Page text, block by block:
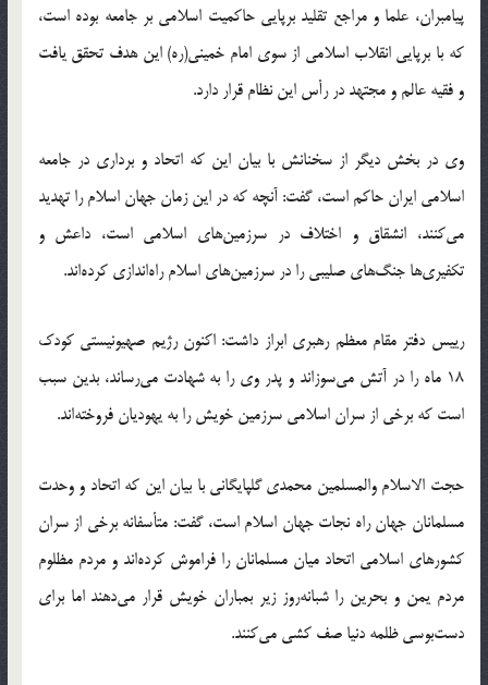
پیامبران، علما و مراجع تقلید برپایی حاکمیت اسلامی بر جامعه بوده است،
که با برپایی انقلاب اسلامی از سوی امام خمینی(ره) این هدف تحقق یافت
و فقیه عالم و مجتهد در رأس این نظام قرار دارد.
وی در بخش دیگر از سخنانش با بیان این که اتحاد و برداری در جامعه
اسلامی ایران حاکم است، گفت: آنچه که در این زمان جهان اسلام را تهدید
می‌کنند، انشقاق و اختلاف در سرزمین‌های اسلامی است، داعش و
تکفیری‌ها جنگ‌های صلیبی را در سرزمین‌های اسلام راه‌اندازی کرده‌اند.
رییس دفتر مقام معظم رهبری ابراز داشت: اکنون رژیم صهیونیستی کودک
18 ماه را در آتش می‌سوزاند و پدر وی را به شهادت می‌رساند، بدین سبب
است که برخی از سران اسلامی سرزمین خویش را به یهودیان فروخته‌اند.
حجت الاسلام والمسلمین محمدی گلپایگانی با بیان این که اتحاد و وحدت
مسلمانان جهان راه نجات جهان اسلام است، گفت: متأسفانه برخی از سران
کشورهای اسلامی اتحاد میان مسلمانان را فراموش کرده‌اند و مردم مظلوم
مردم یمن و بحرین را شبانه‌روز زیر بمباران خویش قرار می‌دهند اما برای
دست‌بوسی ظلمه دنیا صف کشی می‌کنند.